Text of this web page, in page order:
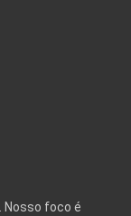
Nosso foco é